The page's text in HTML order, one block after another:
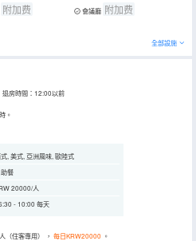
附加费 會議廳 附加费
全部設施
房時間：12:00以前
。
, 美式, 亞洲風味, 歐陸式
助餐
20000/人
- 10:00 每天
（住客專用） ， 每日KRW20000 。